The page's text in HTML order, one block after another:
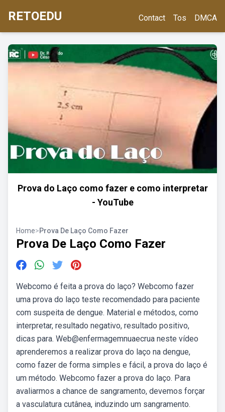
RETOEDU Contact Tos DMCA
Prova do Laço como fazer e como interpretar
- YouTube
Home>Prova De Laço Como Fazer
Prova De Laço Como Fazer
Webcomo é feita a prova do laço? Webcomo fazer
uma prova do laço teste recomendado para paciente
com suspeita de dengue. Material e métodos, como
interpretar, resultado negativo, resultado positivo,
dicas para. Web‪@enfermagemnuaecrua‬ neste vídeo
aprenderemos a realizar prova do laço na dengue,
como fazer de forma simples e fácil, a prova do laço é
um método. Webcomo fazer a prova do laço. Para
avaliarmos a chance de sangramento, devemos forçar
a vasculatura cutânea, induzindo um sangramento.